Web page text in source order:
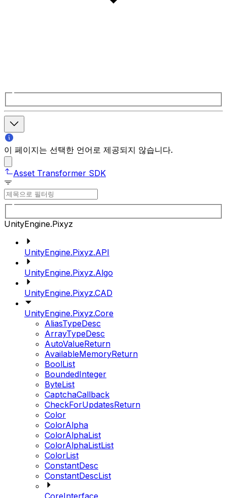
이 페이지는 선택한 언어로 제공되지 않습니다.
Asset Transformer SDK
UnityEngine.Pixyz
UnityEngine.Pixyz.API
UnityEngine.Pixyz.Algo
UnityEngine.Pixyz.CAD
UnityEngine.Pixyz.Core
AliasTypeDesc
ArrayTypeDesc
AutoValueReturn
AvailableMemoryReturn
BoolList
BoundedInteger
ByteList
CaptchaCallback
CheckForUpdatesReturn
Color
ColorAlpha
ColorAlphaList
ColorAlphaListList
ColorList
ConstantDesc
ConstantDescList
CoreInterface